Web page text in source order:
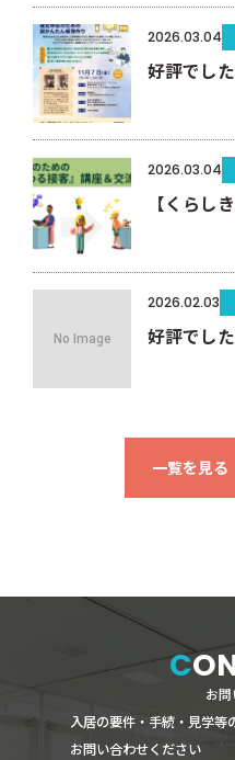
2026.03.04
2026.03.04
2026.02.03
一覧を見る
お
入居の要件・手続・見学
お問い合わせください